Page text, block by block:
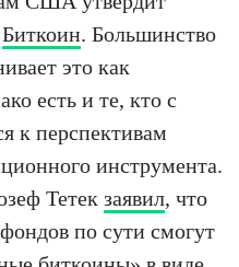
Биткоин. Большинство
это как
есть и те, кто с
к перспективам
инструмента.
Тетек заявил, что
по сути смогут